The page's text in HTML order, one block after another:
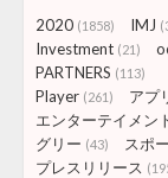
2020 (1858) IMJ
Investment (21)
PARTNERS (113)
Player (261) アプ
エンターテイメン
グリー (43) スポ
プレスリリース